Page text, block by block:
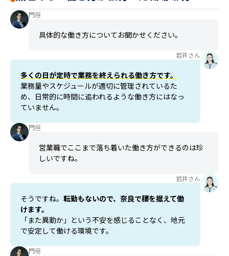
門垣
具体的な働き方についてお聞かせください。
岩井さん
多くの日が定時で業務を終えられる働き方です。
業務量やスケジュールが適切に管理されているた
め、日常的に時間に追われるような働き方にはなっ
ていません。
門垣
営業職でここまで落ち着いた働き方ができるのは珍
しいですね。
岩井さん
そうですね。 転勤もないので、奈良で腰を据えて働
けます。
「また異動か」という不安を感じることなく、地元
で安定して働ける環境です。
門垣